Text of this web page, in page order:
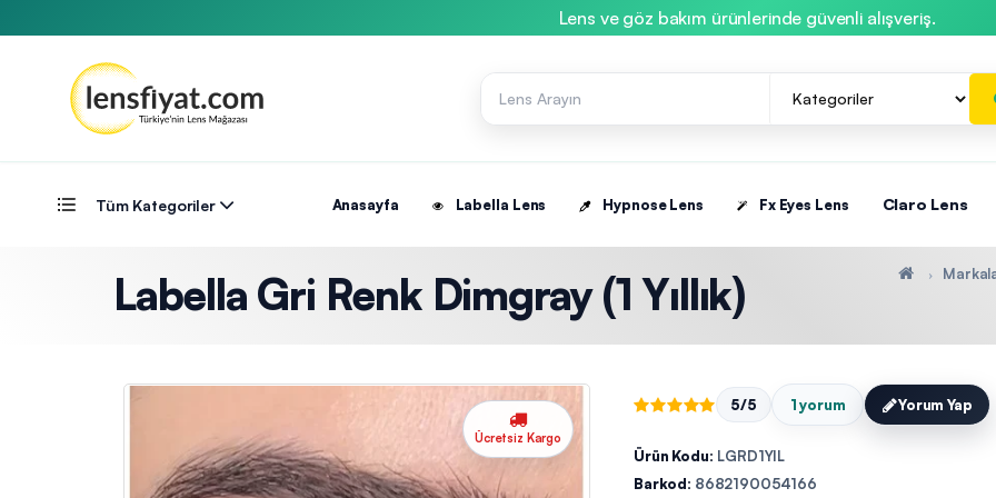
Lens ve göz bakım ürünlerinde güvenli alışveriş.
Tüm Kategoriler Anasayfa Labella Lens Hypnose Lens Fx Eyes Lens Claro Lens
Labella Gri Renk Dimgray (1 Yıllık)
Ücretsiz Kargo
5/5 1 yorum Yorum Yap
Ürün Kodu: LGRD1YIL
Barkod: 8682190054166